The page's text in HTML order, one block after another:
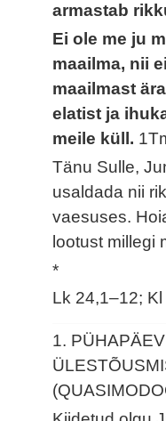
armastab
Ei ole me ju
maailma, nii
maailmast
elatist ja
meile küll.
Tänu Sulle,
usaldada nii
vaesuses.
lootust millegi
*
Lk 24,1–12;
1.